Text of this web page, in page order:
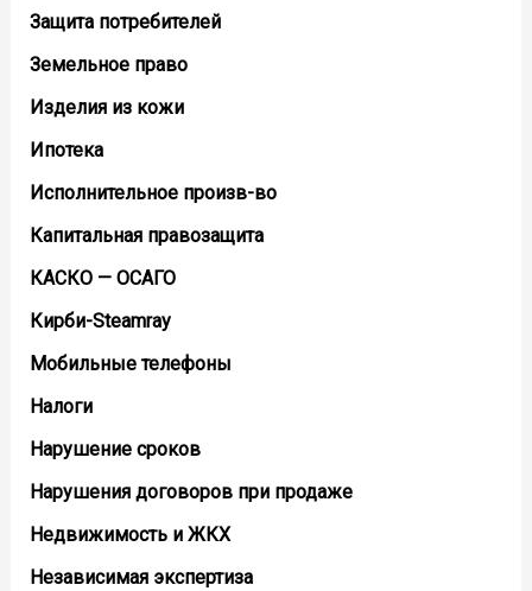
Защита потребителей
Земельное право
Изделия из кожи
Ипотека
Исполнительное произв-во
Капитальная правозащита
КАСКО — ОСАГО
Кирби-Steamray
Мобильные телефоны
Налоги
Нарушение сроков
Нарушения договоров при продаже
Недвижимость и ЖКХ
Независимая экспертиза